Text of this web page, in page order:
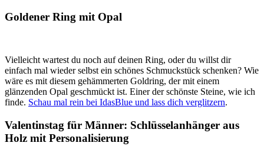
Goldener Ring mit Opal
Vielleicht wartest du noch auf deinen Ring, oder du willst dir
einfach mal wieder selbst ein schönes Schmuckstück schenken? Wie
wäre es mit diesem gehämmerten Goldring, der mit einem
glänzenden Opal geschmückt ist. Einer der schönste Steine, wie ich
finde. Schau mal rein bei IdasBlue und lass dich verglitzern.
Valentinstag für Männer: Schlüsselanhänger aus
Holz mit Personalisierung